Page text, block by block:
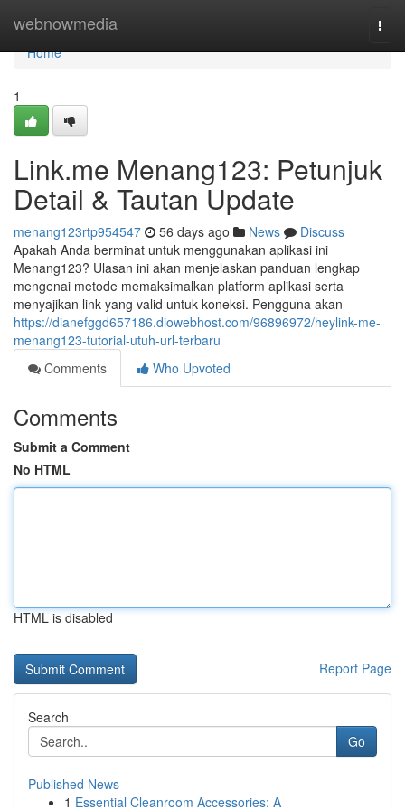
webnowmedia
Home
Home
1
Link.me Menang123: Petunjuk
Detail & Tautan Update
menang123rtp954547 56 days ago News
Discuss
Apakah Anda berminat untuk menggunakan aplikasi ini
Menang123? Ulasan ini akan menjelaskan panduan lengkap
mengenai metode memaksimalkan platform aplikasi serta
menyajikan link yang valid untuk koneksi. Pengguna akan
https://dianefggd657186.diowebhost.com/96896972/heylink-me-
menang123-tutorial-utuh-url-terbaru
Comments
Who Upvoted
Comments
Submit a Comment
No HTML
HTML is disabled
Report Page
Search
Go
Published News
1 Essential Cleanroom Accessories: A